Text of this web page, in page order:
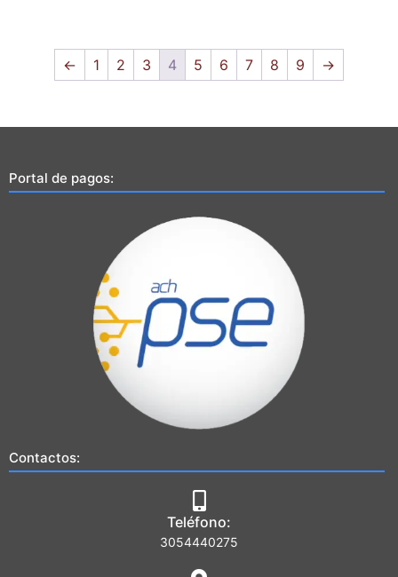
← 1 2 3 4 5 6 7 8 9 →
Portal de pagos:
Contactos:
Teléfono:
3054440275